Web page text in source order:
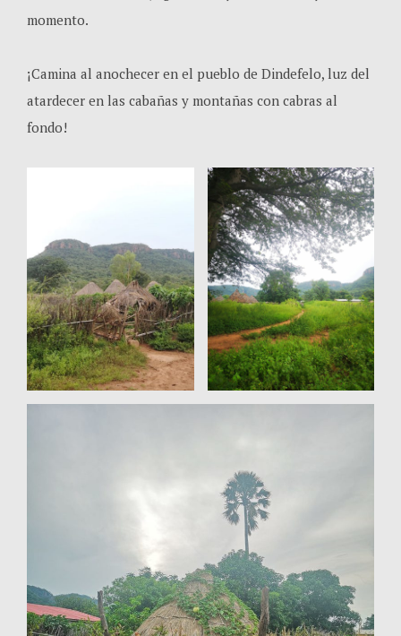
momento.
¡Camina al anochecer en el pueblo de Dindefelo, luz del
atardecer en las cabañas y montañas con cabras al
fondo!